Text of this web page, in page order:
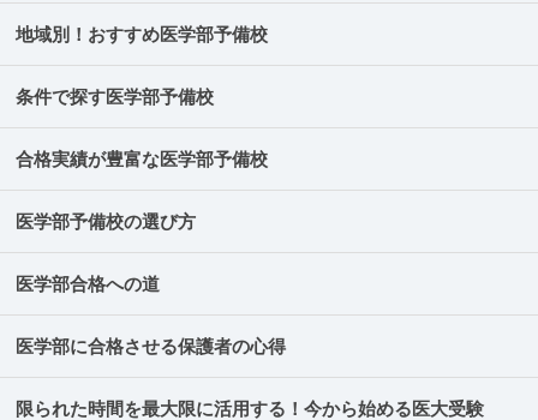
地域別！おすすめ医学部予備校
条件で探す医学部予備校
合格実績が豊富な医学部予備校
医学部予備校の選び方
医学部合格への道
医学部に合格させる保護者の心得
限られた時間を最大限に活用する！今から始める医大受験